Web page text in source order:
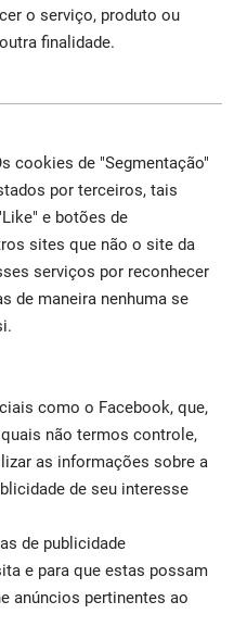
o serviço, produto ou
finalidade.
cookies de "Segmentação"
por terceiros, tais
e botões de
sites que não o site da
serviços por reconhecer
de maneira nenhuma se
como o Facebook, que,
não termos controle,
as informações sobre a
de seu interesse
de publicidade
e para que estas possam
anúncios pertinentes ao